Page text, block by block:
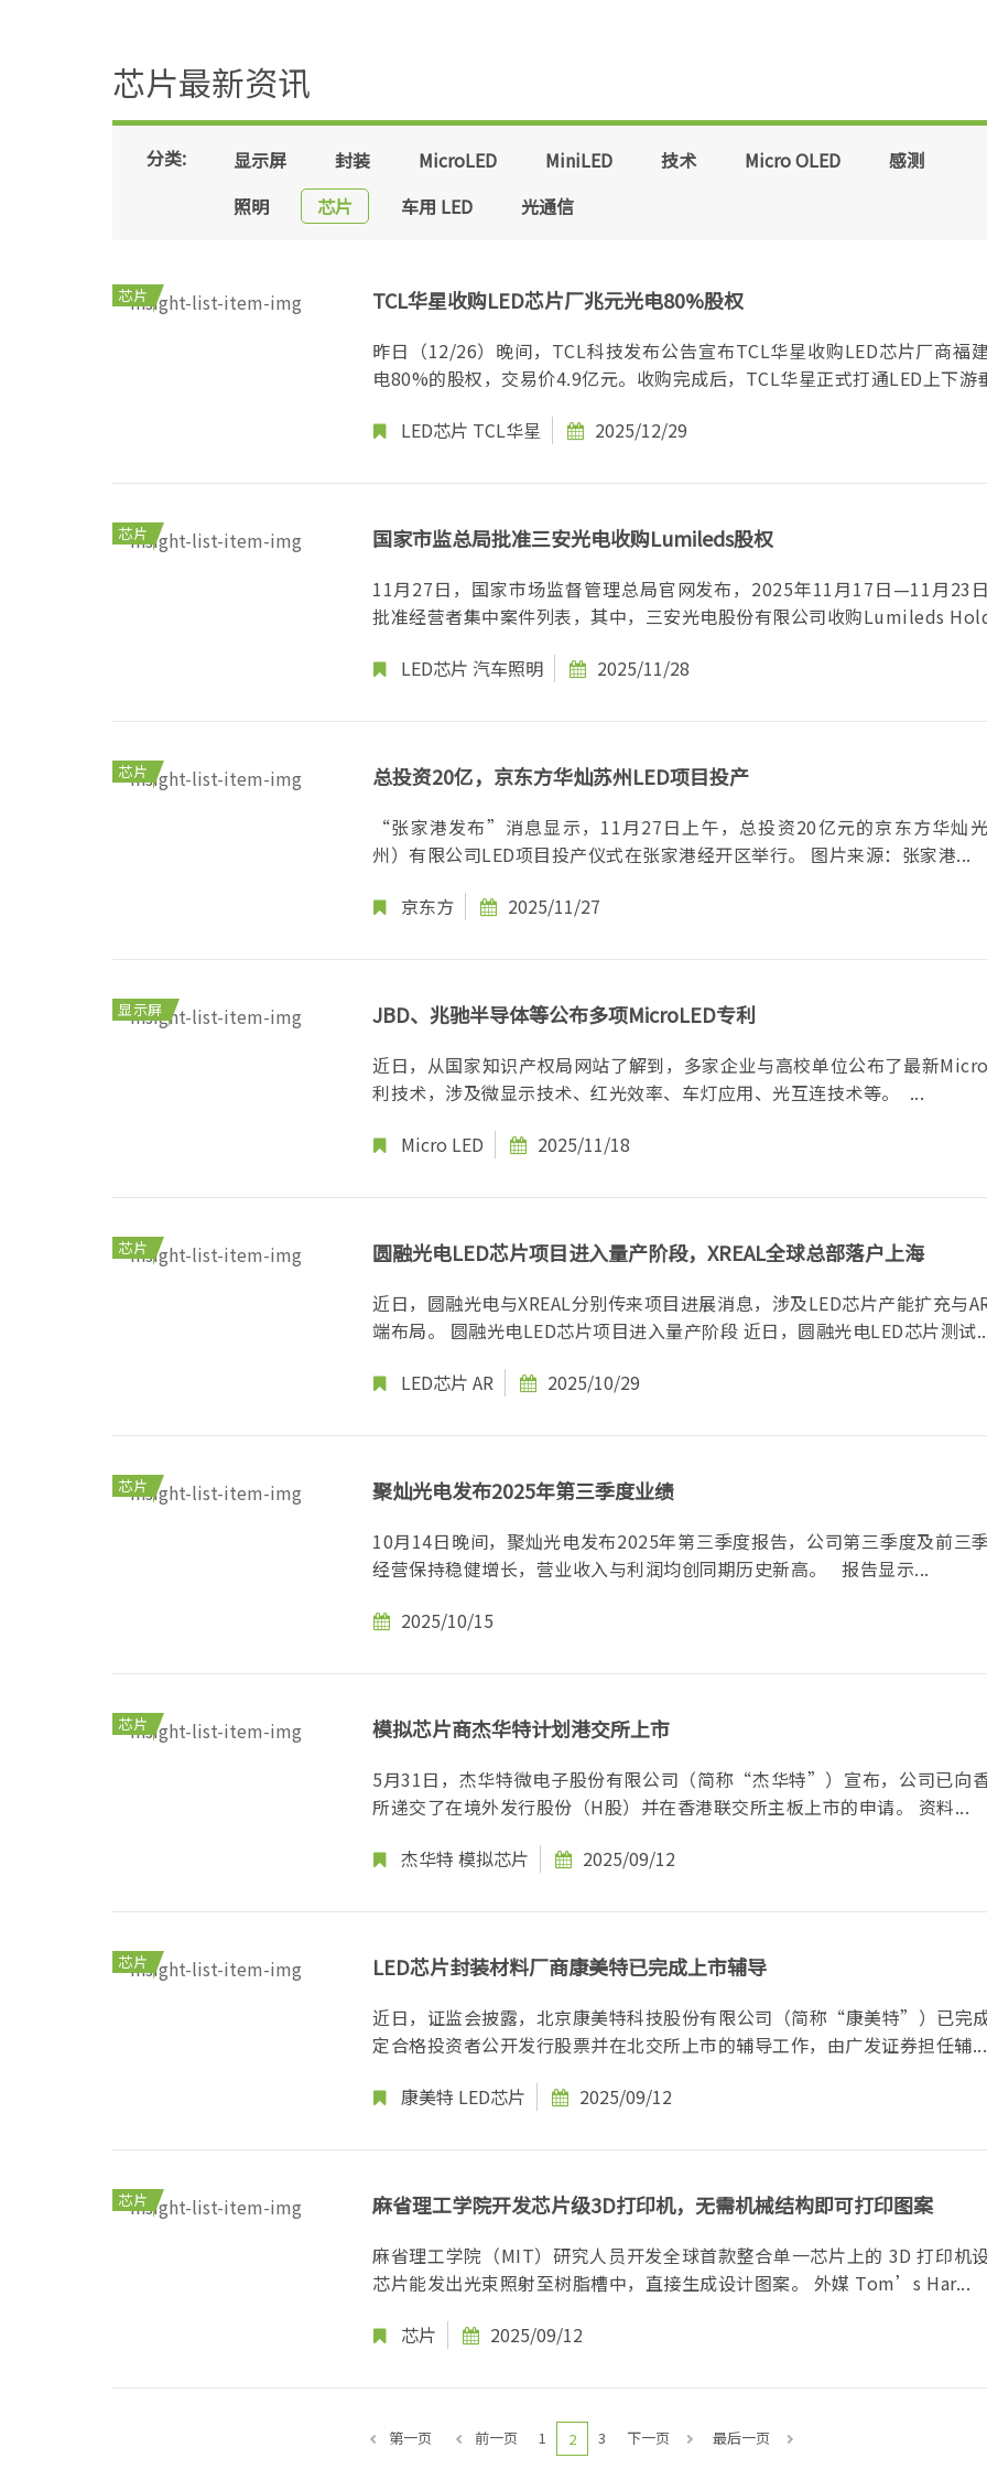
芯片最新资讯
分类: 显示屏 封装 MicroLED MiniLED 技术 Micro OLED
感测
照明
芯片 车用 LED 光通信
芯片 TCL华星收购LED芯片厂兆元光电80%股权
昨日（12/26）晚间，TCL科技发布公告宣布TCL华星收购LED芯片厂商福
电80%的股权，交易价4.9亿元。收购完成后，TCL华星正式打通LED上下游
LED芯片 TCL华星 2025/12/29
芯片 国家市监总局批准三安光电收购Lumileds股权
11月27日，国家市场监督管理总局官网发布，2025年11月17日—11月23
批准经营者集中案件列表，其中，三安光电股份有限公司收购Lumileds
LED芯片 汽车照明 2025/11/28
芯片 总投资20亿，京东方华灿苏州LED项目投产
“张家港发布”消息显示，11月27日上午，总投资20亿元的京东方华灿
州）有限公司LED项目投产仪式在张家港经开区举行。 图片来源：张家港...
京东方
2025/11/27
显示屏 JBD、兆驰半导体等公布多项MicroLED专利
近日，从国家知识产权局网站了解到，多家企业与高校单位公布了最新
利技术，涉及微显示技术、红光效率、车灯应用、光互连技术等。 ...
Micro LED
2025/11/18
芯片 圆融光电LED芯片项目进入量产阶段，XREAL全球总部落户上海
近日，圆融光电与XREAL分别传来项目进展消息，涉及LED芯片产能扩充与
端布局。 圆融光电LED芯片项目进入量产阶段 近日，圆融光电LED芯片测
LED芯片 AR 2025/10/29
芯片 聚灿光电发布2025年第三季度业绩
10月14日晚间，聚灿光电发布2025年第三季度报告，公司第三季度及前三
经营保持稳健增长，营业收入与利润均创同期历史新高。 报告显示...
2025/10/15
芯片 模拟芯片商杰华特计划港交所上市
5月31日，杰华特微电子股份有限公司（简称“杰华特”）宣布，公司已向
所递交了在境外发行股份（H股）并在香港联交所主板上市的申请。 资料...
杰华特 模拟芯片 2025/09/12
芯片 LED芯片封装材料厂商康美特已完成上市辅导
近日，证监会披露，北京康美特科技股份有限公司（简称“康美特”）已完
定合格投资者公开发行股票并在北交所上市的辅导工作，由广发证券担任辅...
康美特 LED芯片 2025/09/12
芯片 麻省理工学院开发芯片级3D打印机，无需机械结构即可打印图案
麻省理工学院（MIT）研究人员开发全球首款整合单一芯片上的 3D 打印机
芯片能发出光束照射至树脂槽中，直接生成设计图案。 外媒 Tom’s Har...
芯片
2025/09/12
第一页 前一页 1 2 3 下一页 最后一页